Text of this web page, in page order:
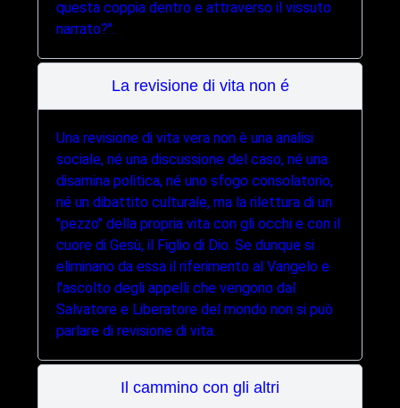
questa coppia dentro e attraverso il vissuto
narrato?".
La revisione di vita non é
Una revisione di vita vera non è una analisi
sociale, né una discussione del caso, né una
disamina politica, né uno sfogo consolatorio,
né un dibattito culturale, ma la rilettura di un
"pezzo" della propria vita con gli occhi e con il
cuore di Gesù, il Figlio di Dio. Se dunque si
eliminano da essa il riferimento al Vangelo e
l'ascolto degli appelli che vengono dal
Salvatore e Liberatore del mondo non si può
parlare di revisione di vita.
Il cammino con gli altri